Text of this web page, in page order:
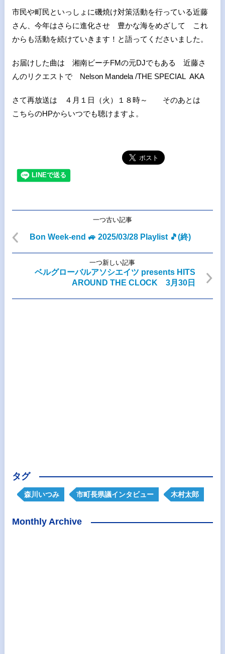
市民や町民といっしょに磯焼け対策活動を行っている近藤
さん、今年はさらに進化させ 豊かな海をめざして これ
からも活動を続けていきます！と語ってくださいました。
お届けした曲は 湘南ビーチFMの元DJでもある 近藤さ
んのリクエストで Nelson Mandela /THE SPECIAL AKA
さて再放送は ４月１日（火）１８時～ そのあとは
こちらのHPからいつでも聴けますよ。
一つ古い記事
Bon Week-end 🚙 2025/03/28 Playlist 🎵(終)
一つ新しい記事
ベルグローバルアソシエイツ presents HITS
AROUND THE CLOCK 3月30日
タグ
森川いつみ 市町長県議インタビュー 木村太郎
Monthly Archive